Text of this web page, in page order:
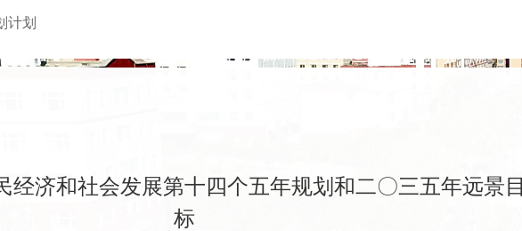
计划
经济和社会发展第十四个五年规划和二〇三五年远景目
标